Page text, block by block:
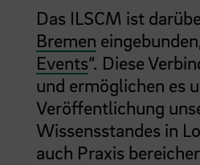
Das ILSCM ist
Bremen
Events“. Diese
und ermöglichen es
Veröffentlichung
Wissensstandes in
auch Praxis